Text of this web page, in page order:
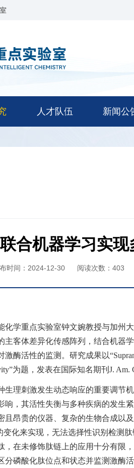
人才队伍 新闻公
合机器学习实
时间：2024-12-30 阅读次数： 403
化学重点实验室钟文婉教授与加州
主客体差异化传感阵列，结合机器
激酶活性的监测。研究成果以“
为题，发表在国际知名期刊J. Am.
生理刺激发生动态响应的重要调节
响，其活性失衡与多种疾病的发生
且昂贵的仪器、复杂的生物合成以
变化来实现，无法选择性识别检测
，在未修饰肽链上的应用十分有限
磷酸化肽位点和状态并监测激酶